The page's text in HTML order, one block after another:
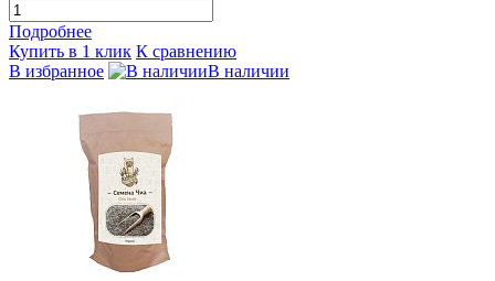
Подробнее
Купить в 1 клик К сравнению
В избранное
В наличии